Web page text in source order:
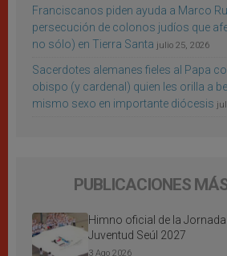
Franciscanos piden ayuda a Marco
persecución de colonos judíos que
no sólo) en Tierra Santa julio 25, 2026
Sacerdotes alemanes fieles al Papa
obispo (y cardenal) quien les orilla a
mismo sexo en importante diócesis
PUBLICACIONES
Himno oficial de la
Juventud Seúl 2027
3 Ago 2026